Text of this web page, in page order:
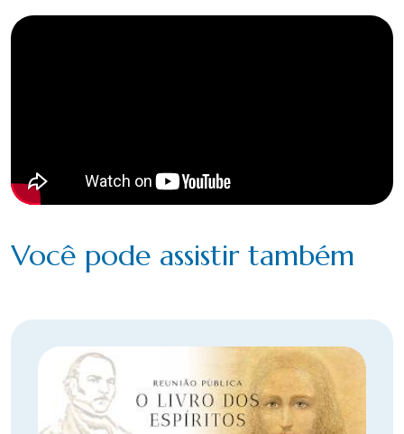
Você pode assistir também